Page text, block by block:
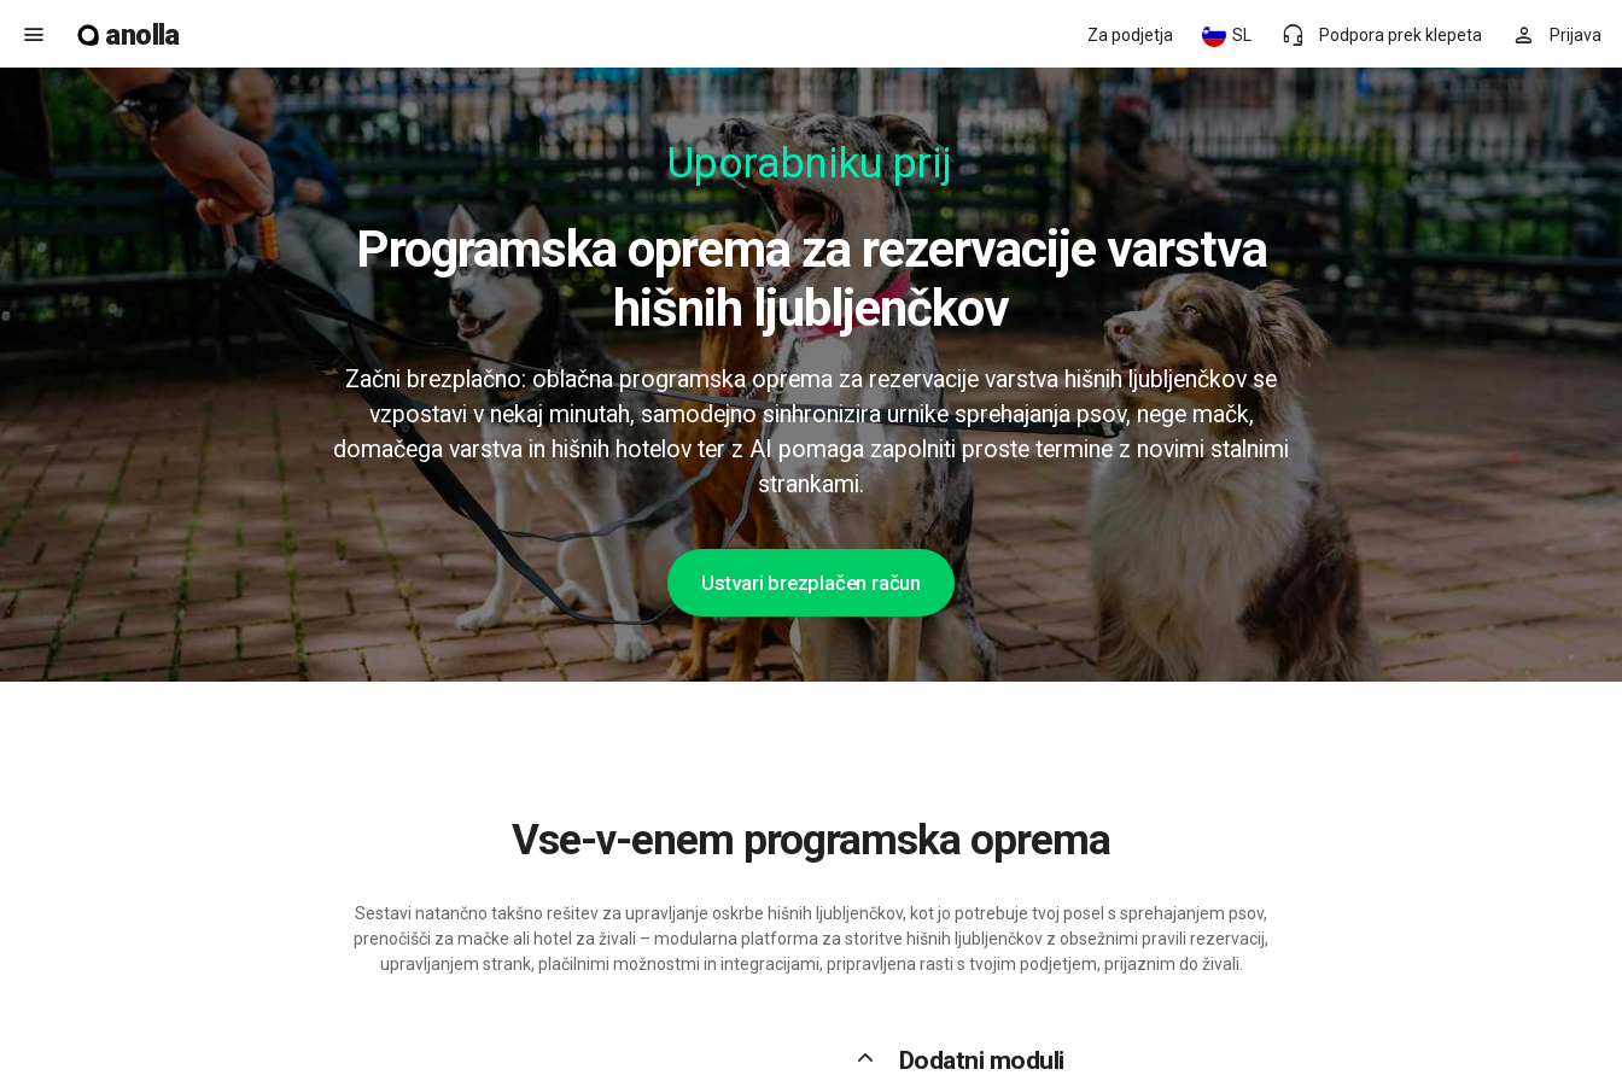
menu anolla person Prijava
headset_mic Podpora prek klepeta
SL
Za podjetja
Uporabniku prijazno
Programska oprema za rezervacije varstva
hišnih ljubljenčkov
Začni brezplačno: oblačna programska oprema za rezervacije varstva hišnih ljubljenčkov se
vzpostavi v nekaj minutah, samodejno sinhronizira urnike sprehajanja psov, nege mačk,
domačega varstva in hišnih hotelov ter z AI pomaga zapolniti proste termine z novimi stalnimi
strankami.
Ustvari brezplačen račun
Vse-v-enem programska oprema
Sestavi natančno takšno rešitev za upravljanje oskrbe hišnih ljubljenčkov, kot jo potrebuje tvoj posel s sprehajanjem psov,
prenočišči za mačke ali hotel za živali – modularna platforma za storitve hišnih ljubljenčkov z obsežnimi pravili rezervacij,
upravljanjem strank, plačilnimi možnostmi in integracijami, pripravljena rasti s tvojim podjetjem, prijaznim do živali.
keyboard_arrow_up Dodatni moduli